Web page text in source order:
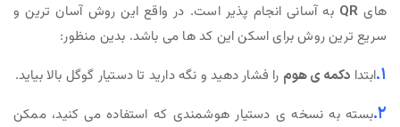
های QR به آسانی انجام پذیر است. در واقع این روش آسان ترین و
سریع ترین روش برای اسکن این کد ها می باشد. بدین منظور:
۱. ابتدا دکمه ی هوم را فشار دهید و نگه دارید تا دستیار گوگل بالا بیاید.
۲. بسته به نسخه ی دستیار هوشمندی که استفاده می کنید، ممکن